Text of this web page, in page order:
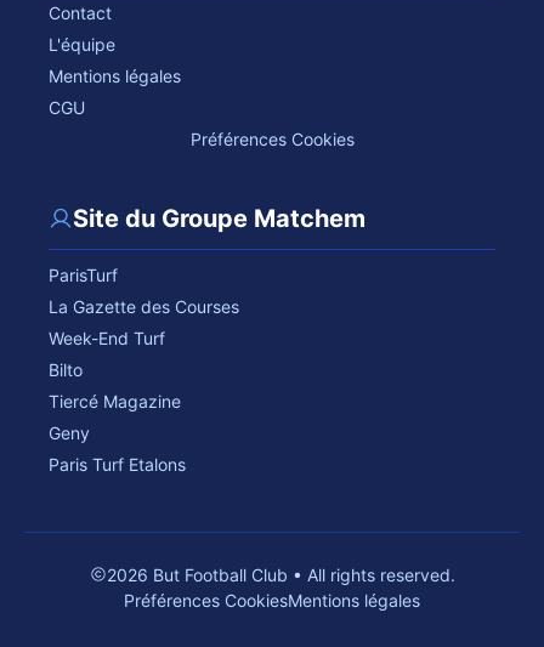
Contact
L'équipe
Mentions légales
CGU
Préférences Cookies
Site du Groupe Matchem
ParisTurf
La Gazette des Courses
Week-End Turf
Bilto
Tiercé Magazine
Geny
Paris Turf Etalons
2026 But Football Club • All rights reserved.
Préférences CookiesMentions légales